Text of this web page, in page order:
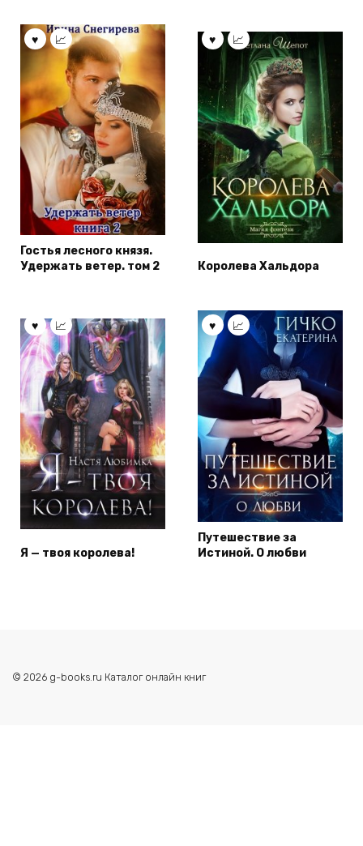
Гостья лесного князя.
Удержать ветер. том 2
Королева Хальдора
Я — твоя королева!
Путешествие за
Истиной. О любви
© 2026 g-books.ru Каталог онлайн книг